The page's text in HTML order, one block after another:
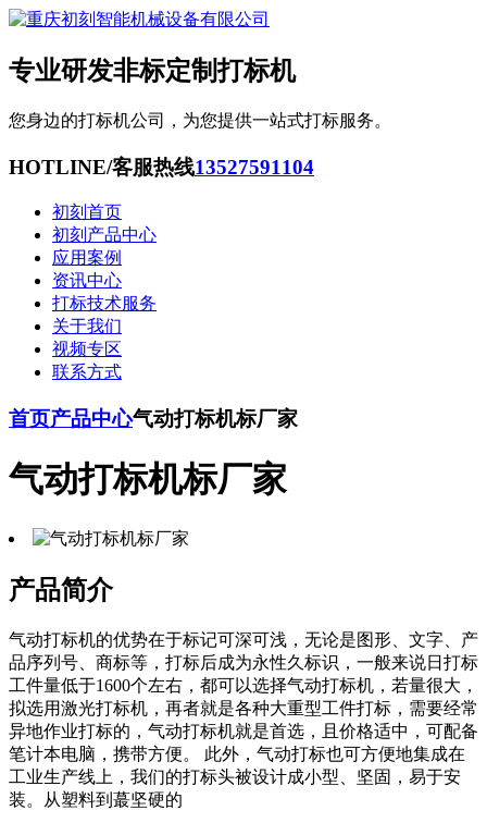
专业研发非标定制打标机
您身边的打标机公司，为您提供一站式打标服务。
HOTLINE/客服热线13527591104
初刻首页
初刻产品中心
应用案例
资讯中心
打标技术服务
关于我们
视频专区
联系方式
首页产品中心气动打标机标厂家
气动打标机标厂家
产品简介
气动打标机的优势在于标记可深可浅，无论是图形、文字、产
品序列号、商标等，打标后成为永性久标识，一般来说日打标
工件量低于1600个左右，都可以选择气动打标机，若量很大，
拟选用激光打标机，再者就是各种大重型工件打标，需要经常
异地作业打标的，气动打标机就是首选，且价格适中，可配备
笔计本电脑，携带方便。 此外，气动打标也可方便地集成在
工业生产线上，我们的打标头被设计成小型、坚固，易于安
装。从塑料到蕞坚硬的